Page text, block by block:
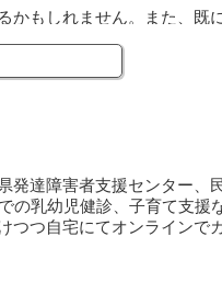
かもしれません。また、既
なたが「それならやって
ウンセラーとしての私の役
を大切にしているのかを
達障害者支援センター、
の乳幼児健診、子育て支援
つ自宅にてオンラインで